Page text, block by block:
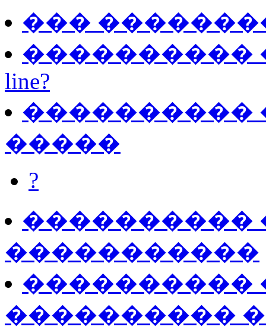
���
����������
line?
����������
�����
?
����������
�����������
����������
����������